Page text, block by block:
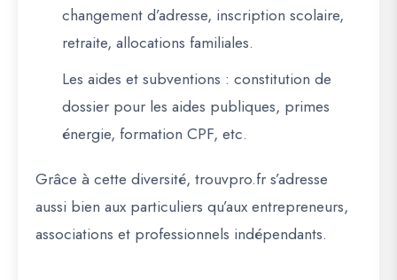
changement d’adresse, inscription scolaire,
retraite, allocations familiales.
Les aides et subventions : constitution de
dossier pour les aides publiques, primes
énergie, formation CPF, etc.
Grâce à cette diversité, trouvpro.frs’adresse
aussi bien aux particuliers qu’aux entrepreneurs,
associations et professionnels indépendants.